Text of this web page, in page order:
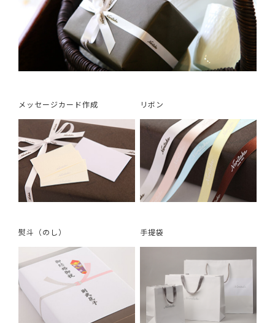
メッセージカード作成 リボン
熨斗（のし） 手提袋